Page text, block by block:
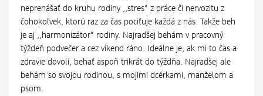
neprenášať do kruhu rodiny ,,stres“ z práce či nervozitu z
čohokoľvek, ktorú raz za čas pociťuje každá z nás. Takže beh
je aj ,,harmonizátor“ rodiny. Najradšej behám v pracovný
týždeň podvečer a cez víkend ráno. Ideálne je, ak mi to čas a
zdravie dovolí, behať aspoň trikrát do týždňa. Najradšej ale
behám so svojou rodinou, s mojimi dcérkami, manželom a
psom.